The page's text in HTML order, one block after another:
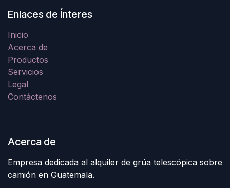
Enlaces de Ínteres
Inicio
Acerca de
Productos
Servicios
Legal
Contáctenos
Acerca de
Empresa dedicada al alquiler de grúa telescópica sobre
camión en Guatemala.